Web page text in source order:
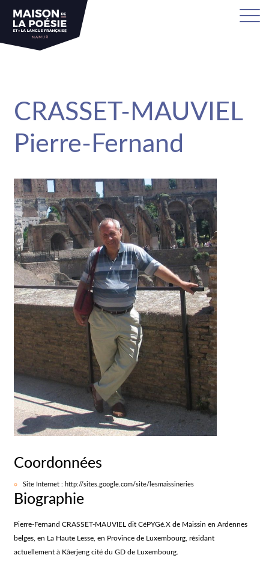
CRASSET-MAUVIEL
Pierre-Fernand
Coordonnées
Site Internet : http://sites.google.com/site/lesmaissineries
Biographie
Pierre-Fernand CRASSET-MAUVIEL dit CéPYGé.X de Maissin en Ardennes
belges, en La Haute Lesse, en Province de Luxembourg, résidant
actuellement à Kâerjeng cité du GD de Luxembourg.